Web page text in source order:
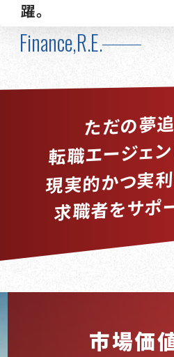
Finance,R.E.
躍。
ただの夢
転職エージェン
現実的かつ実
求職者をサポ
市場価